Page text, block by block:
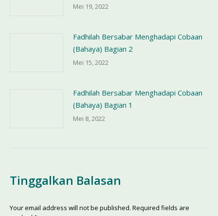
Mei 19, 2022
Fadhilah Bersabar Menghadapi Cobaan
(Bahaya) Bagian 2
Mei 15, 2022
Fadhilah Bersabar Menghadapi Cobaan
(Bahaya) Bagian 1
Mei 8, 2022
Tinggalkan Balasan
Your email address will not be published. Required fields are